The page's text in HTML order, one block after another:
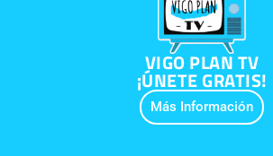
VIGO PLAN TV
¡ÚNETE GRATIS!
Más Información